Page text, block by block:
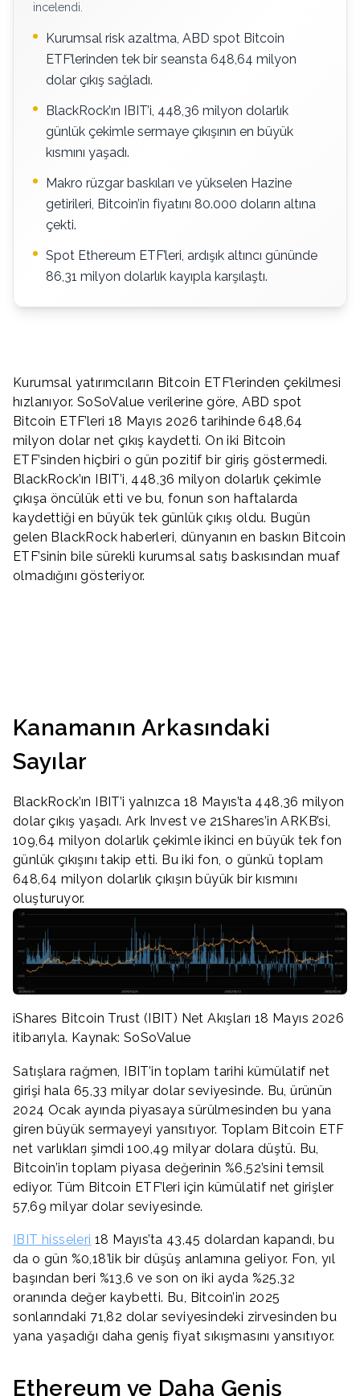
incelendi.
Kurumsal risk azaltma, ABD spot Bitcoin
ETF’lerinden tek bir seansta 648,64 milyon
dolar çıkış sağladı.
BlackRock’ın IBIT’i, 448,36 milyon dolarlık
günlük çekimle sermaye çıkışının en büyük
kısmını yaşadı.
Makro rüzgar baskıları ve yükselen Hazine
getirileri, Bitcoin’in fiyatını 80.000 doların altına
çekti.
Spot Ethereum ETF’leri, ardışık altıncı gününde
86,31 milyon dolarlık kayıpla karşılaştı.
Kurumsal yatırımcıların Bitcoin ETF’lerinden çekilmesi
hızlanıyor. SoSoValue verilerine göre, ABD spot
Bitcoin ETF’leri 18 Mayıs 2026 tarihinde 648,64
milyon dolar net çıkış kaydetti. On iki Bitcoin
ETF’sinden hiçbiri o gün pozitif bir giriş göstermedi.
BlackRock’ın IBIT’i, 448,36 milyon dolarlık çekimle
çıkışa öncülük etti ve bu, fonun son haftalarda
kaydettiği en büyük tek günlük çıkış oldu. Bugün
gelen BlackRock haberleri, dünyanın en baskın Bitcoin
ETF’sinin bile sürekli kurumsal satış baskısından muaf
olmadığını gösteriyor.
Kanamanın Arkasındaki
Sayılar
BlackRock’ın IBIT’i yalnızca 18 Mayıs’ta 448,36 milyon
dolar çıkış yaşadı. Ark Invest ve 21Shares’in ARKB’si,
109,64 milyon dolarlık çekimle ikinci en büyük tek fon
günlük çıkışını takip etti. Bu iki fon, o günkü toplam
648,64 milyon dolarlık çıkışın büyük bir kısmını
oluşturuyor.
iShares Bitcoin Trust (IBIT) Net Akışları 18 Mayıs 2026
itibarıyla. Kaynak: SoSoValue
Satışlara rağmen, IBIT’in toplam tarihi kümülatif net
girişi hala 65,33 milyar dolar seviyesinde. Bu, ürünün
2024 Ocak ayında piyasaya sürülmesinden bu yana
giren büyük sermayeyi yansıtıyor. Toplam Bitcoin ETF
net varlıkları şimdi 100,49 milyar dolara düştü. Bu,
Bitcoin’in toplam piyasa değerinin %6,52’sini temsil
ediyor. Tüm Bitcoin ETF’leri için kümülatif net girişler
57,69 milyar dolar seviyesinde.
IBIT hisseleri 18 Mayıs’ta 43,45 dolardan kapandı, bu
da o gün %0,18’lik bir düşüş anlamına geliyor. Fon, yıl
başından beri %13,6 ve son on iki ayda %25,32
oranında değer kaybetti. Bu, Bitcoin’in 2025
sonlarındaki 71,82 dolar seviyesindeki zirvesinden bu
yana yaşadığı daha geniş fiyat sıkışmasını yansıtıyor.
Ethereum ve Daha Geniş